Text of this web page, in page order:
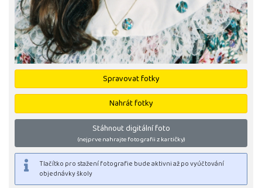
Spravovat fotky
Nahrát fotky
Stáhnout digitální foto
(nejprve nahrajte fotografii z kartičky)